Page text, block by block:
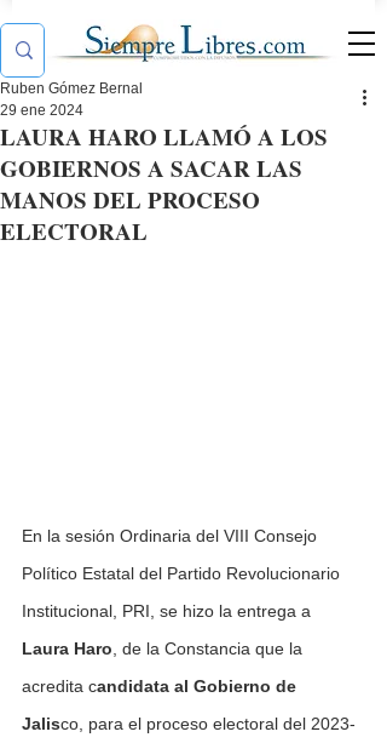
LAURA HARO LLAMÓ A LOS
GOBIERNOS A SACAR LAS
MANOS DEL PROCESO
ELECTORAL
Ruben Gómez Bernal
29 ene 2024
En la sesión Ordinaria del VIII Consejo
Político Estatal del Partido Revolucionario
Institucional, PRI, se hizo la entrega a
Laura Haro, de la Constancia que la
acredita candidata al Gobierno de
Jalisco, para el proceso electoral del 2023-